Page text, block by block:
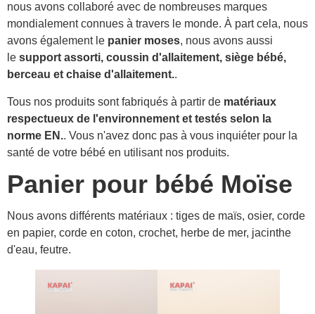
nous avons collaboré avec de nombreuses marques
mondialement connues à travers le monde. À part cela, nous
avons également le panier moses, nous avons aussi
le support assorti, coussin d'allaitement, siège bébé,
berceau et chaise d'allaitement..
Tous nos produits sont fabriqués à partir de matériaux
respectueux de l'environnement et testés selon la
norme EN.. Vous n'avez donc pas à vous inquiéter pour la
santé de votre bébé en utilisant nos produits.
Panier pour bébé Moïse
Nous avons différents matériaux : tiges de maïs, osier, corde
en papier, corde en coton, crochet, herbe de mer, jacinthe
d'eau, feutre.